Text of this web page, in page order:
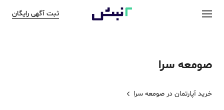
ثبت آگهی رایگان
صومعه سرا
خرید آپارتمان در صومعه سرا